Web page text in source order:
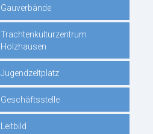
Gauverbände
Trachtenkulturzentrum
Holzhausen
Jugendzeltplatz
Geschäftsstelle
Leitbild